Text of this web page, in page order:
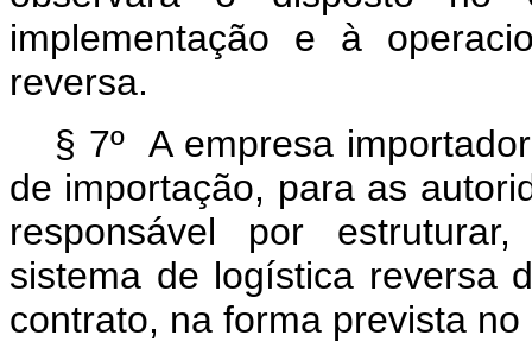
implementação e à
reversa.
§ 7º A empresa
de importação, para as
responsável por
sistema de logística reversa
contrato, na forma prevista no